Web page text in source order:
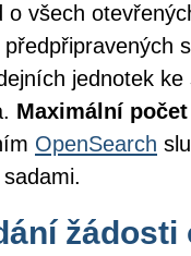
o všech
jednotek
Maximální
OpenSearch